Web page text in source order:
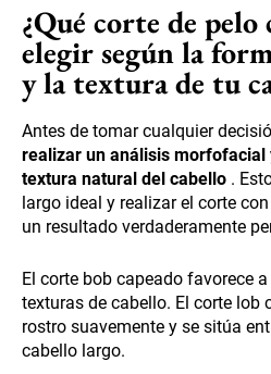
¿Qué corte de
elegir según la
y la textura de tu
Antes de tomar cualquier
realizar un análisis morfofacial
textura natural del cabello .
largo ideal y realizar el corte
un resultado verdaderamente
El corte bob capeado favorece
texturas de cabello. El corte lob
rostro suavemente y se sitúa
cabello largo.